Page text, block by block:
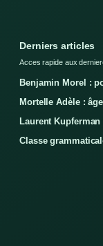
Derniers articles
Acces rapide aux
Benjamin Morel :
Mortelle Adèle :
Laurent
Classe